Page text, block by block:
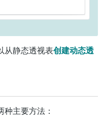
从静态透视表创建动态透
主要方法：